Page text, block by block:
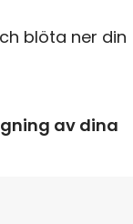
blöta ner din
av dina